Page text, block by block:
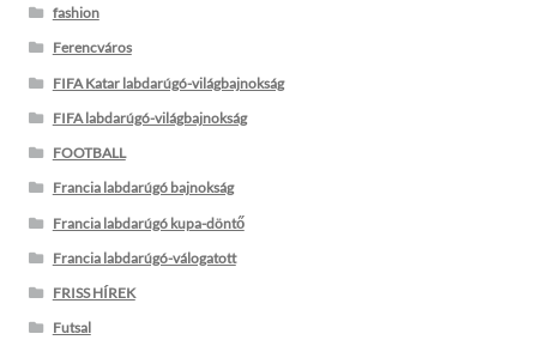
fashion
Ferencváros
FIFA Katar labdarúgó-világbajnokság
FIFA labdarúgó-világbajnokság
FOOTBALL
Francia labdarúgó bajnokság
Francia labdarúgó kupa-döntő
Francia labdarúgó-válogatott
FRISS HÍREK
Futsal